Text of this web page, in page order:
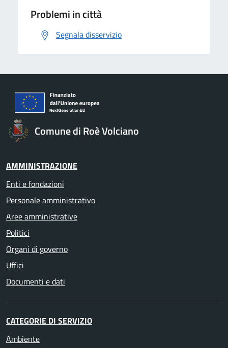
Problemi in città
Segnala disservizio
Comune di Roè Volciano
AMMINISTRAZIONE
Enti e fondazioni
Personale amministrativo
Aree amministrative
Politici
Organi di governo
Uffici
Documenti e dati
CATEGORIE DI SERVIZIO
Ambiente